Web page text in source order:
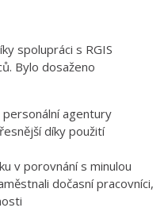
spolupráci s RGIS
Bylo dosaženo
agentury
díky použití
v porovnání s minulou
dočasní pracovníci,